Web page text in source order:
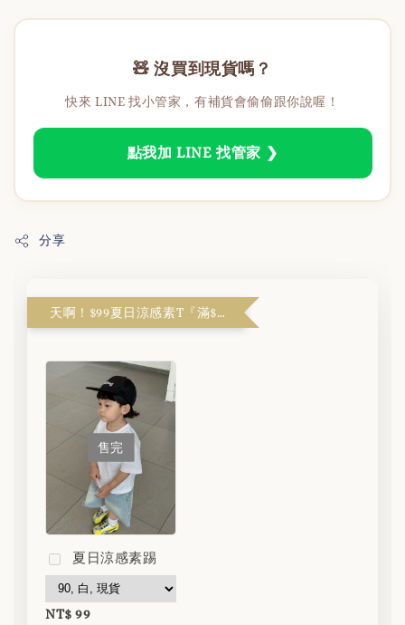
🧸 沒買到現貨嗎？
快來 LINE 找小管家，有補貨會偷偷跟你說喔！
點我加 LINE 找管家 ❯
分享
天啊！$99夏日涼感素T『滿$1999解鎖』
售完
夏日涼感素踢
NT$ 99